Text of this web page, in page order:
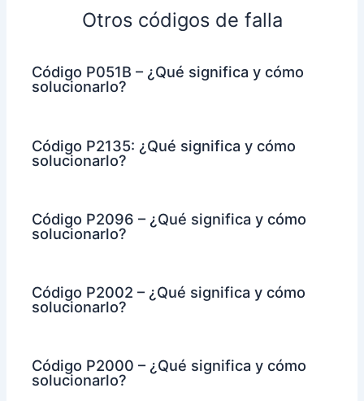
Otros códigos de falla
Código P051B – ¿Qué significa y cómo
solucionarlo?
Código P2135: ¿Qué significa y cómo
solucionarlo?
Código P2096 – ¿Qué significa y cómo
solucionarlo?
Código P2002 – ¿Qué significa y cómo
solucionarlo?
Código P2000 – ¿Qué significa y cómo
solucionarlo?